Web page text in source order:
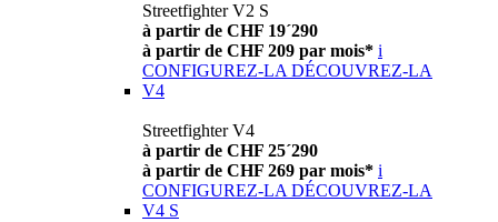
Streetfighter V2 S
à partir de CHF 19´290
à partir de CHF 209 par mois* i
CONFIGUREZ-LA DÉCOUVREZ-LA
V4
Streetfighter V4
à partir de CHF 25´290
à partir de CHF 269 par mois* i
CONFIGUREZ-LA DÉCOUVREZ-LA
V4 S